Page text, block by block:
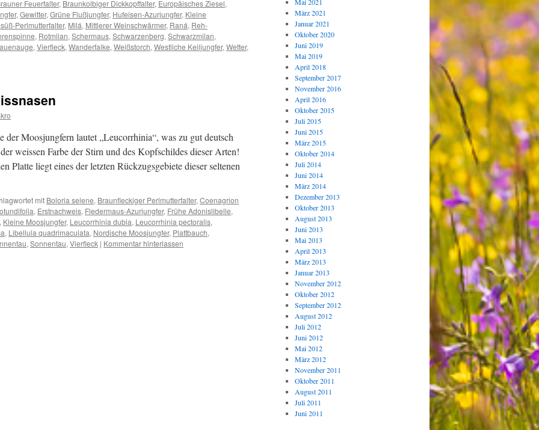
Feuerfalter, Braunkolbiger Dickkopffalter, Europäisches Ziesel,
, Gewitter, Grüne Flußjungfer, Hufeisen-Azurjungfer, Kleine
Perlmutterfalter, Milá, Mittlerer Weinschwärmer, Raná, Reh-
, Rotmilan, Schermaus, Schwarzenberg, Schwarzmilan,
, Vierfleck, Wanderfalke, Weißstorch, Westliche Keiljungfer, Wetter,
der Moosjungfern lautet „Leucorrhinia“, was zu gut deutsch
weissen Farbe der Stirn und des Kopfschildes dieser Arten!
Platte liegt eines der letzten Rückzugsgebiete dieser seltenen
mit Boloria selene, Braunfleckiger Perlmutterfalter, Coenagrion
, Erstnachweis, Fledermaus-Azurjungfer, Frühe Adonislibelle,
, Kleine Moosjungfer, Leucorrhinia dubia, Leucorrhinia pectoralis,
, Libellula quadrimaculata, Nordische Moosjungfer, Plattbauch,
, Sonnentau, Vierfleck | Kommentar hinterlassen
März 2021
Januar 2021
Oktober 2020
Juni 2019
Mai 2019
April 2018
September 2017
November 2016
April 2016
Oktober 2015
Juli 2015
Juni 2015
März 2015
Oktober 2014
Juli 2014
Juni 2014
März 2014
Dezember 2013
Oktober 2013
August 2013
Juni 2013
Mai 2013
April 2013
März 2013
Januar 2013
November 2012
Oktober 2012
September 2012
August 2012
Juli 2012
Juni 2012
Mai 2012
März 2012
November 2011
Oktober 2011
August 2011
Juli 2011
Juni 2011